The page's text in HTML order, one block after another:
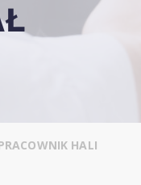
HALI